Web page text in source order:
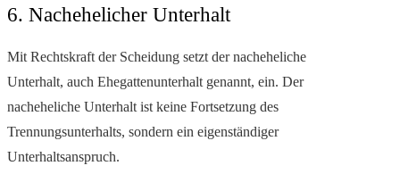
6. Nachehelicher Unterhalt
Mit Rechtskraft der Scheidung setzt der nacheheliche
Unterhalt, auch Ehegattenunterhalt genannt, ein. Der
nacheheliche Unterhalt ist keine Fortsetzung des
Trennungsunterhalts, sondern ein eigenständiger
Unterhaltsanspruch.